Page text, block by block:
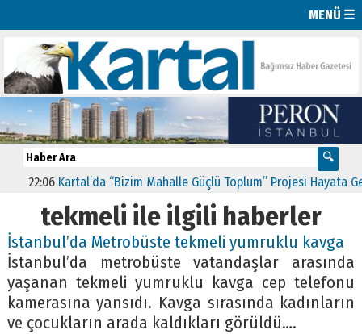
MENÜ ☰
22:06 Kartal’da “Bizim Mahalle Güçlü Toplum” Projesi Hayata Geçti
tekmeli ile ilgili haberler
İstanbul’da Metrobüste tekmeli yumruklu kavga
İstanbul’da metrobüste vatandaşlar arasında
yaşanan tekmeli yumruklu kavga cep telefonu
kamerasına yansıdı. Kavga sırasında kadınların
ve çocukların arada kaldıkları görüldü….